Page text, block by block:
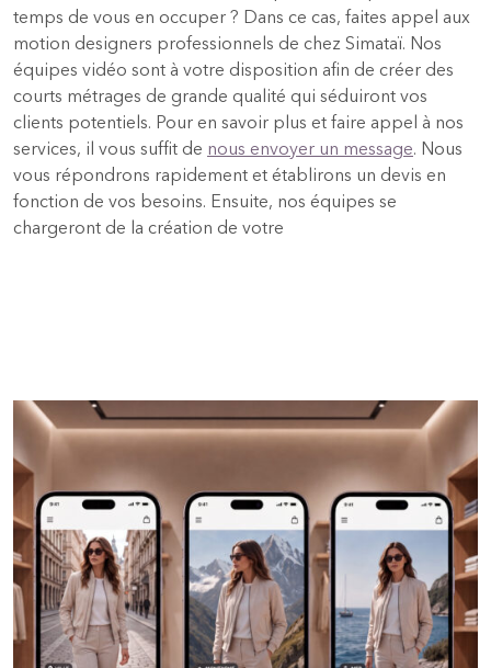
temps de vous en occuper ? Dans ce cas, faites appel aux
motion designers professionnels de chez Simataï. Nos
équipes vidéo sont à votre disposition afin de créer des
courts métrages de grande qualité qui séduiront vos
clients potentiels. Pour en savoir plus et faire appel à nos
services, il vous suffit de nous envoyer un message. Nous
vous répondrons rapidement et établirons un devis en
fonction de vos besoins. Ensuite, nos équipes se
chargeront de la création de votre